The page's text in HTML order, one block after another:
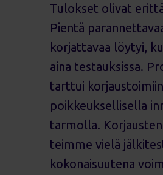
Tulokset olivat
Pientä
korjattavaa löytyi,
aina testauksissa.
tarttui korjaustoimiin
poikkeuksellisella
tarmolla.
teimme vielä
kokonaisuutena